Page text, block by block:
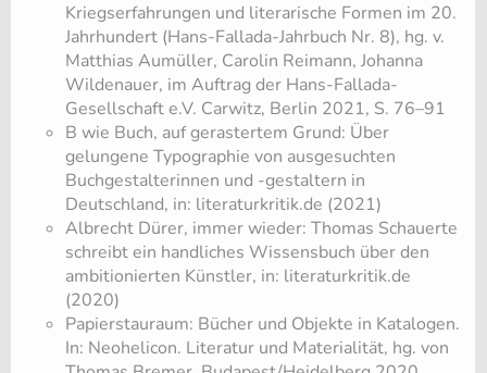
Kriegserfahrungen und literarische Formen im 20.
Jahrhundert (Hans-Fallada-Jahrbuch Nr. 8), hg. v.
Matthias Aumüller, Carolin Reimann, Johanna
Wildenauer, im Auftrag der Hans-Fallada-
Gesellschaft e.V. Carwitz, Berlin 2021, S. 76–91
B wie Buch, auf gerastertem Grund: Über
gelungene Typographie von ausgesuchten
Buchgestalterinnen und -gestaltern in
Deutschland, in: literaturkritik.de (2021)
Albrecht Dürer, immer wieder: Thomas Schauerte
schreibt ein handliches Wissensbuch über den
ambitionierten Künstler, in: literaturkritik.de
(2020)
Papierstauraum: Bücher und Objekte in Katalogen.
In: Neohelicon. Literatur und Materialität, hg. von